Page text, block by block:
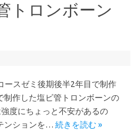
トロンボーン
ースゼミ後期後半2年目で制作
制作した塩ビ管トロンボーンの
度にちょっと不安があるの
ンションを… 続きを読む »